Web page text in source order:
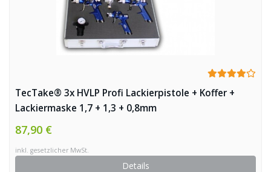
TecTake® 3x HVLP Profi Lackierpistole + Koffer +
Lackiermaske 1,7 + 1,3 + 0,8mm
87,90 €
inkl. gesetzlicher MwSt.
Details